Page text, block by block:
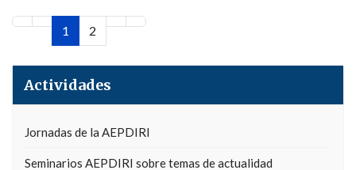
1 2
Actividades
Jornadas de la AEPDIRI
Seminarios AEPDIRI sobre temas de actualidad